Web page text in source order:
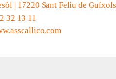
| 17220 Sant Feliu de Guíxols
32 13 11